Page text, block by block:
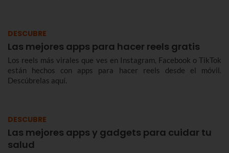
DESCUBRE
Las mejores apps para hacer reels gratis
Los reels más virales que ves en Instagram, Facebook o TikTok
están hechos con apps para hacer reels desde el móvil.
Descúbrelas aquí.
DESCUBRE
Las mejores apps y gadgets para cuidar tu
salud